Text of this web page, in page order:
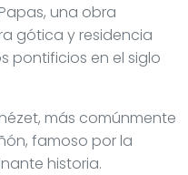
una obra
gótica y residencia
pontificios en el siglo
más comúnmente
famoso por la
historia.